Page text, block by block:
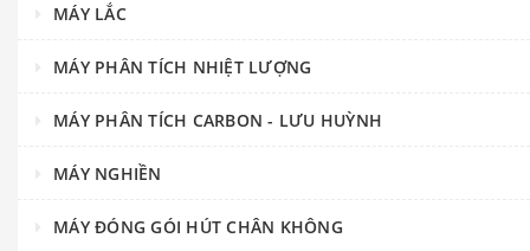
MÁY LẮC
MÁY PHÂN TÍCH NHIỆT LƯỢNG
MÁY PHÂN TÍCH CARBON - LƯU HUỲNH
MÁY NGHIỀN
MÁY ĐÓNG GÓI HÚT CHÂN KHÔNG